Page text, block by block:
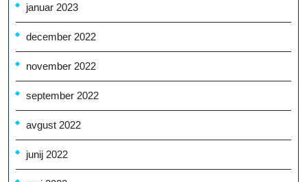
januar 2023
december 2022
november 2022
september 2022
avgust 2022
junij 2022